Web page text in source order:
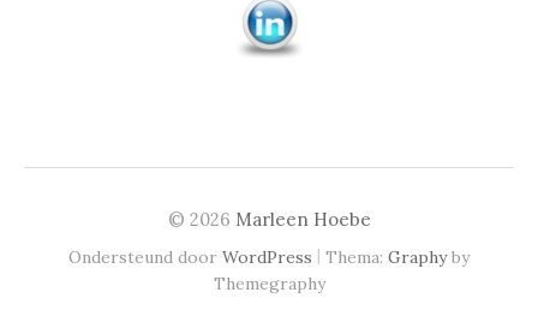
© 2026 Marleen Hoebe
Ondersteund door WordPress | Thema: Graphyby
Themegraphy